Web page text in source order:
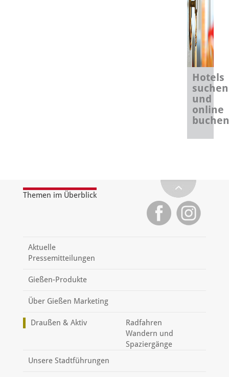
Hotels
suchen
und
online
buchen
Themen im Überblick
Aktuelle
Pressemitteilungen
Gießen-Produkte
Über Gießen Marketing
Draußen & Aktiv
Radfahren
Wandern und
Spaziergänge
Unsere Stadtführungen